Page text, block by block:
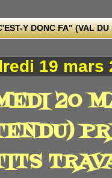
Y DONC FA" (VAL
19 mars
20